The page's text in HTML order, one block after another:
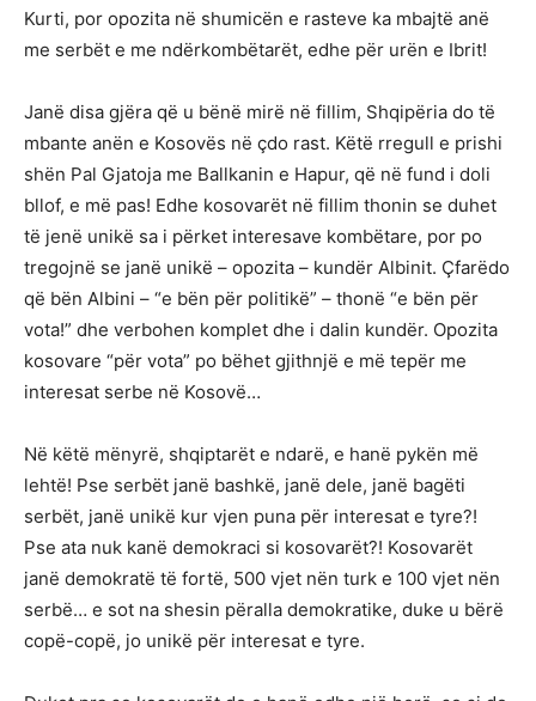
Kurti, por opozita në shumicën e rasteve ka mbajtë anë
me serbët e me ndërkombëtarët, edhe për urën e Ibrit!
Janë disa gjëra që u bënë mirë në fillim, Shqipëria do të
mbante anën e Kosovës në çdo rast. Këtë rregull e prishi
shën Pal Gjatoja me Ballkanin e Hapur, që në fund i doli
bllof, e më pas! Edhe kosovarët në fillim thonin se duhet
të jenë unikë sa i përket interesave kombëtare, por po
tregojnë se janë unikë – opozita – kundër Albinit. Çfarëdo
që bën Albini – “e bën për politikë” – thonë “e bën për
vota!” dhe verbohen komplet dhe i dalin kundër. Opozita
kosovare “për vota” po bëhet gjithnjë e më tepër me
interesat serbe në Kosovë…
Në këtë mënyrë, shqiptarët e ndarë, e hanë pykën më
lehtë! Pse serbët janë bashkë, janë dele, janë bagëti
serbët, janë unikë kur vjen puna për interesat e tyre?!
Pse ata nuk kanë demokraci si kosovarët?! Kosovarët
janë demokratë të fortë, 500 vjet nën turk e 100 vjet nën
serbë… e sot na shesin përalla demokratike, duke u bërë
copë-copë, jo unikë për interesat e tyre.